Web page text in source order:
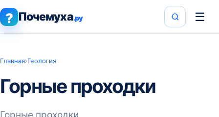
? Почемуха.ру ☰
Главная›Геология
Горные проходки